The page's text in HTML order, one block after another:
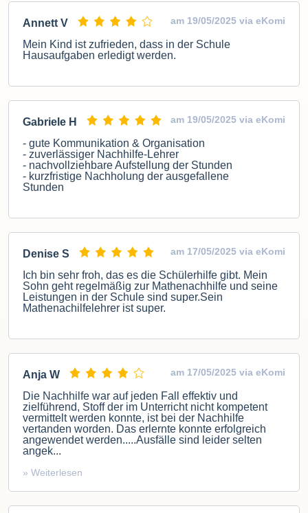
Annett V am 19/05/2025 via eKomi
Mein Kind ist zufrieden, dass in der Schule
Hausaufgaben erledigt werden.
Gabriele H am 19/05/2025 via eKomi
- gute Kommunikation & Organisation
- zuverlässiger Nachhilfe-Lehrer
- nachvollziehbare Aufstellung der Stunden
- kurzfristige Nachholung der ausgefallene
Stunden
Denise S am 17/05/2025 via eKomi
Ich bin sehr froh, das es die Schülerhilfe gibt. Mein
Sohn geht regelmäßig zur Mathenachhilfe und seine
Leistungen in der Schule sind super.Sein
Mathenachilfelehrer ist super.
Anja W am 17/05/2025 via eKomi
Die Nachhilfe war auf jeden Fall effektiv und
zielführend, Stoff der im Unterricht nicht kompetent
vermittelt werden konnte, ist bei der Nachhilfe
vertanden worden. Das erlernte konnte erfolgreich
angewendet werden.....Ausfälle sind leider selten
angek...
» Weiterlesen